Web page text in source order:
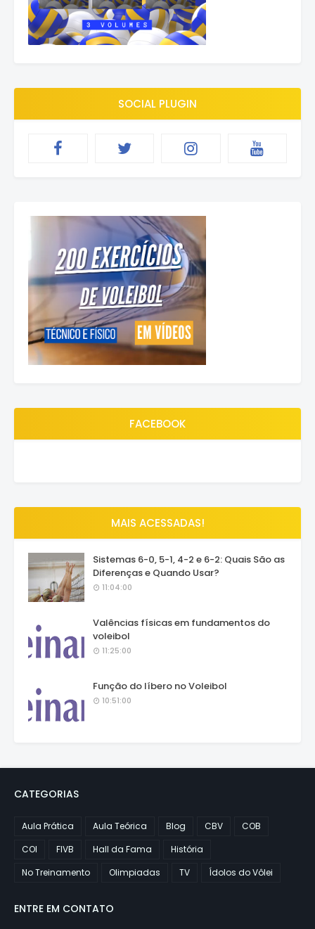
SOCIAL PLUGIN
FACEBOOK
MAIS ACESSADAS!
Sistemas 6-0, 5-1, 4-2 e 6-2: Quais São as
Diferenças e Quando Usar?
11:04:00
Valências físicas em fundamentos do
voleibol
11:25:00
Função do líbero no Voleibol
10:51:00
CATEGORIAS
Aula Prática Aula Teórica Blog CBV
COB
COI
FIVB Hall da Fama
História
No Treinamento
Olimpiadas TV Ídolos do Vôlei
ENTRE EM CONTATO